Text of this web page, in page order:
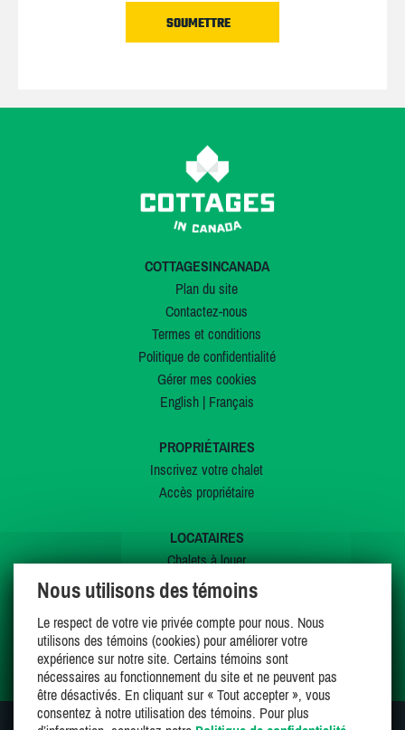
COTTAGESINCANADA
Plan du site
Contactez-nous
Termes et conditions
Politique de confidentialité
Gérer mes cookies
English| Français
PROPRIÉTAIRES
Inscrivez votre chalet
Accès propriétaire
LOCATAIRES
Chalets à louer
Chalets à vendre
Offres spéciales
Mes favoris
Nous utilisons des témoins
Le respect de votre vie privée compte pour nous. Nous
utilisons des témoins (cookies) pour améliorer votre
expérience sur notre site. Certains témoins sont
nécessaires au fonctionnement du site et ne peuvent pas
être désactivés. En cliquant sur « Tout accepter », vous
consentez à notre utilisation des témoins. Pour plus